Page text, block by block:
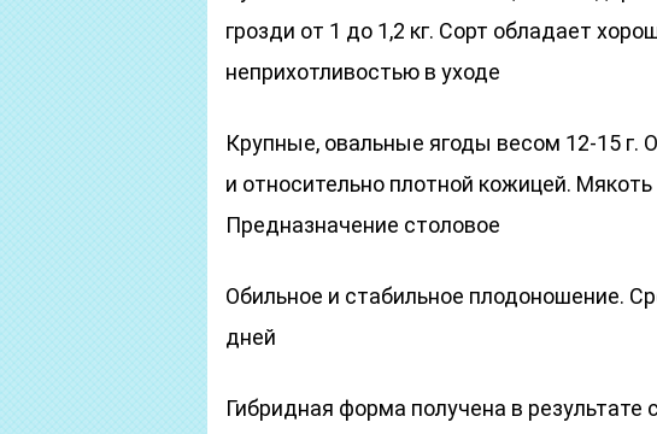
грозди от 1 до 1,2 кг. Сорт обладает
неприхотливостью в уходе
Крупные, овальные ягоды весом 12-15
и относительно плотной кожицей.
Предназначение столовое
Обильное и стабильное плодоношение.
дней
Гибридная форма получена в